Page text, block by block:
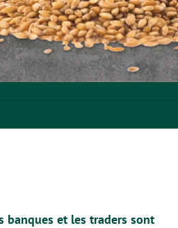
banques et les traders sont